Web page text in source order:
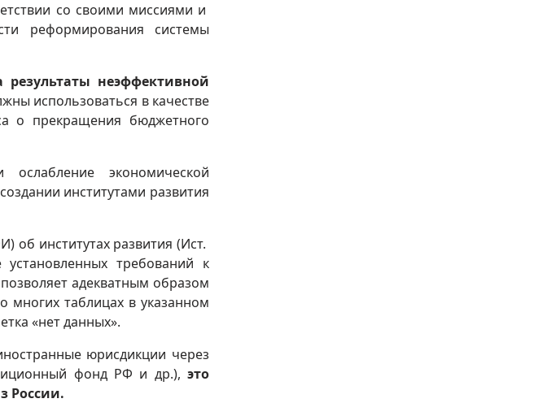
со своими миссиями и
реформирования системы
результаты неэффективной
использоваться в качестве
о прекращения бюджетного
экономической
институтами развития
институтах развития (Ист.
установленных требований к
адекватным образом
многих таблицах в указанном
«нет данных».
юрисдикции через
фонд РФ и др.), это
России.